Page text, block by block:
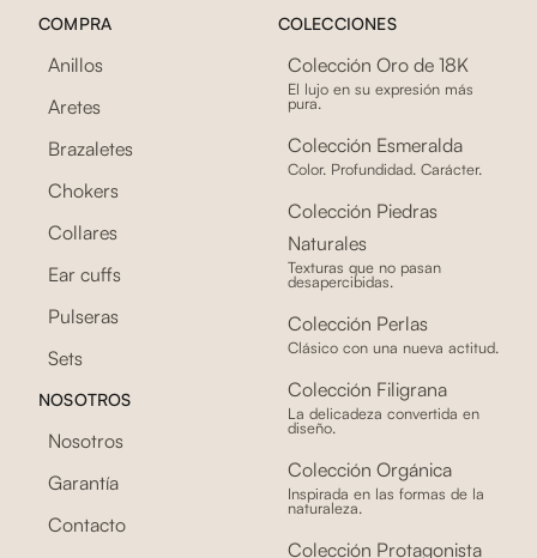
COMPRA
Anillos
Aretes
Brazaletes
Chokers
Collares
Ear cuffs
Pulseras
Sets
NOSOTROS
Nosotros
Garantía
Contacto
COLECCIONES
Colección Oro de 18K
El lujo en su expresión más
pura.
Colección Esmeralda
Color. Profundidad. Carácter.
Colección Piedras
Naturales
Texturas que no pasan
desapercibidas.
Colección Perlas
Clásico con una nueva actitud.
Colección Filigrana
La delicadeza convertida en
diseño.
Colección Orgánica
Inspirada en las formas de la
naturaleza.
Colección Protagonista